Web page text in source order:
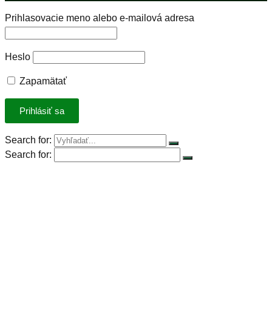
Prihlasovacie meno alebo e-mailová adresa
Heslo
Zapamätať
Search for:
Search for: